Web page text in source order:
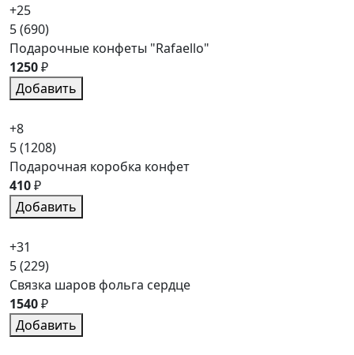
+25
5(690)
Подарочные конфеты "Rafaello"
1250₽
Добавить
+8
5(1208)
Подарочная коробка конфет
410₽
Добавить
+31
5(229)
Связка шаров фольга сердце
1540₽
Добавить